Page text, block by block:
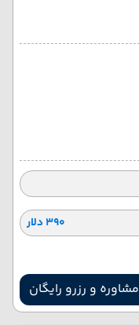
۳۹۰ دلار
مشاوره و رزرو رایگان